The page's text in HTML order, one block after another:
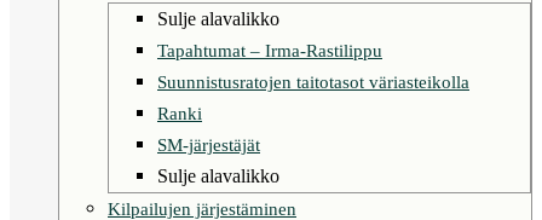
Sulje alavalikko
Tapahtumat – Irma-Rastilippu
Suunnistusratojen taitotasot väriasteikolla
Ranki
SM-järjestäjät
Sulje alavalikko
Kilpailujen järjestäminen